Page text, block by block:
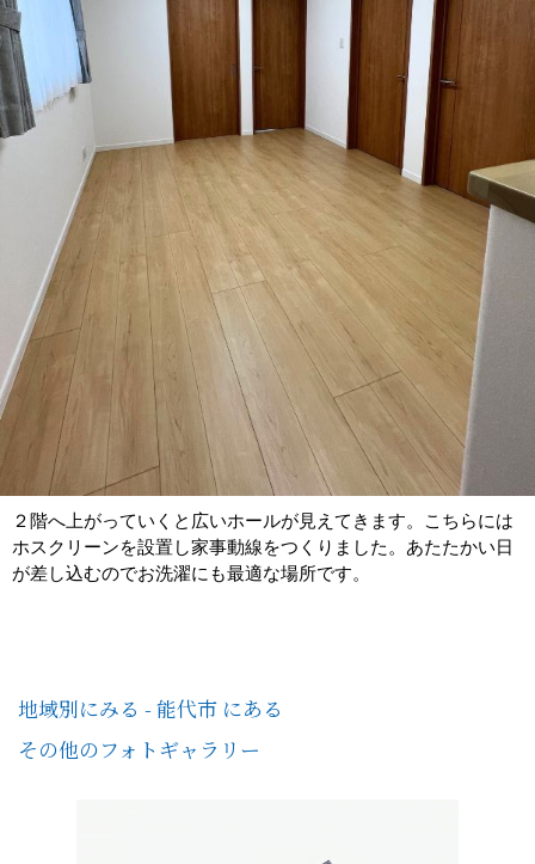
２階へ上がっていくと広いホールが見えてきます。こちらには
ホスクリーンを設置し家事動線をつくりました。あたたかい日
が差し込むのでお洗濯にも最適な場所です。
地域別にみる - 能代市 にある
その他のフォトギャラリー